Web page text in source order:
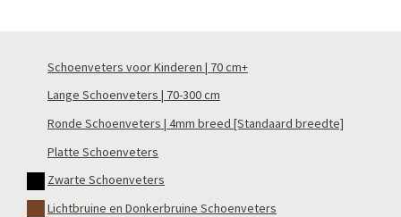
Schoenveters voor Kinderen | 70 cm+
Lange Schoenveters | 70-300 cm
Ronde Schoenveters | 4mm breed [Standaard breedte]
Platte Schoenveters
Zwarte Schoenveters
Lichtbruine en Donkerbruine Schoenveters